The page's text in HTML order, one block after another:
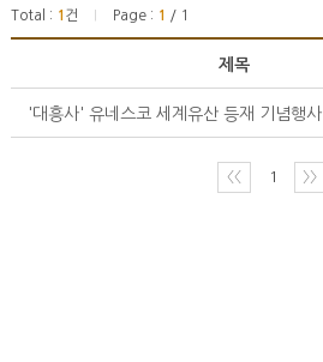
Total : 1 건 Page : 1 / 1
제목
'대흥사' 유네스코 세계유산 등재 기념행사
〈〈 1 〉〉